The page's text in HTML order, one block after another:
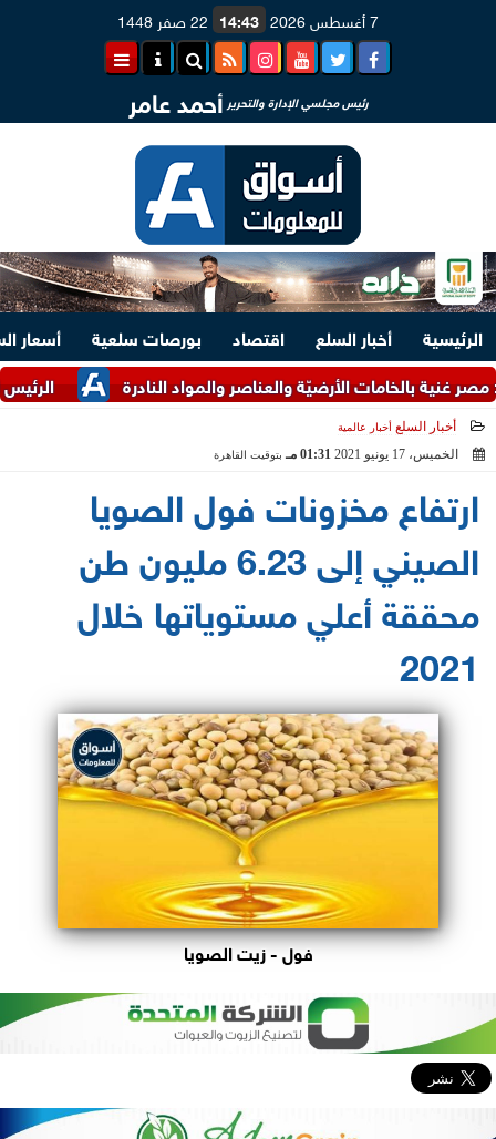
7 أغسطس 2026 14:43 22 صفر 1448
رئيس مجلسي الإدارة والتحرير أحمد عامر
الرئيسية أخبار السلع اقتصاد بورصات سلعية
أسعار
الرئيس السيسي
بالخامات الأرضيّة والعناصر والمواد النادرة
أخبار السلع أخبار عالمية
الخميس، 17 يونيو 2021 01:31 مـ بتوقيت القاهرة
ارتفاع مخزونات فول الصويا
الصيني إلى 6.23 مليون طن
محققة أعلي مستوياتها خلال
2021
فول - زيت الصويا